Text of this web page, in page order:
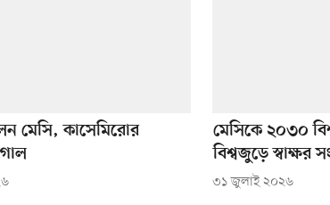
মেসি, কাসেমিরোর
মেসিকে ২০৩০
বিশ্বজুড়ে স্বাক্ষর
৩১ জুলাই ২০২৬